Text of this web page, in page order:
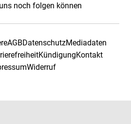
noch folgen können
AGBDatenschutzMediadaten
KündigungKontakt
Widerruf